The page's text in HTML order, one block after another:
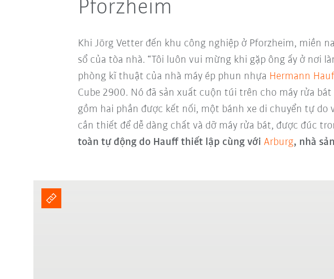
Pforzheim
Khi Jörg Vetter đến khu công nghiệp ở Pforzheim, miền
sổ của tòa nhà. “Tôi luôn vui mừng khi gặp ông ấy ở nơi
phòng kĩ thuật của nhà máy ép phun nhựa Hermann
Cube 2900. Nó đã sản xuất cuộn túi trên cho máy rửa
gồm hai phần được kết nối, một bánh xe di chuyển tự
cần thiết để dễ dàng chất và dỡ máy rửa bát, được đúc
toàn tự động do Hauff thiết lập cùng với Arburg, nhà